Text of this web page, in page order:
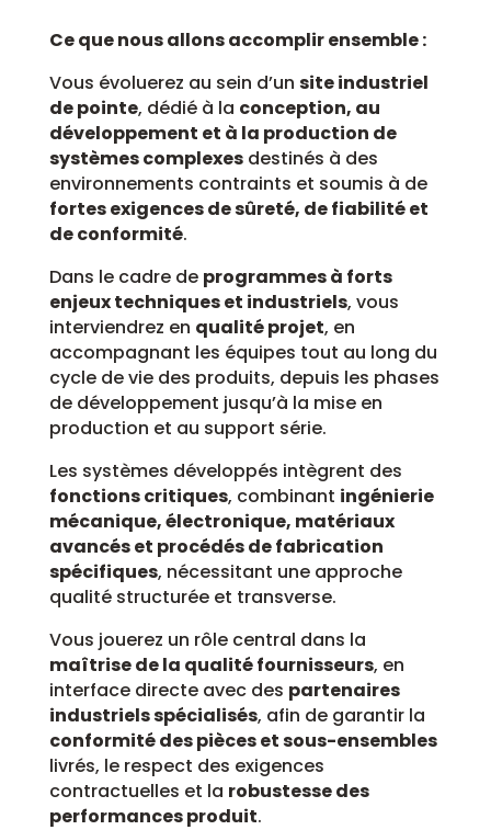
Ce que nous allons accomplir ensemble :
Vous évoluerez au sein d’un site industriel
de pointe, dédié à la conception, au
développement et à la production de
systèmes complexesdestinés à des
environnements contraints et soumis à de
fortes exigences de sûreté, de fiabilité et
de conformité.
Dans le cadre de programmes à forts
enjeux techniques et industriels, vous
interviendrez en qualité projet, en
accompagnant les équipes tout au long du
cycle de vie des produits, depuis les phases
de développement jusqu’à la mise en
production et au support série.
Les systèmes développés intègrent des
fonctions critiques, combinant ingénierie
mécanique, électronique, matériaux
avancés et procédés de fabrication
spécifiques, nécessitant une approche
qualité structurée et transverse.
Vous jouerez un rôle central dans la
maîtrise de la qualité fournisseurs, en
interface directe avec des partenaires
industriels spécialisés, afin de garantir la
conformité des pièces et sous-ensembles
livrés, le respect des exigences
contractuelles et la robustesse des
performances produit.